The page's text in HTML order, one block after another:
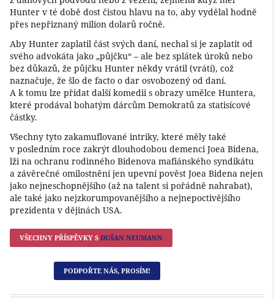
Hunter v té době dost čistou hlavu na to, aby vydělal hodně
přes nepřiznaný milion dolarů ročně.
Aby Hunter zaplatil část svých daní, nechal si je zaplatit od
svého advokáta jako „půjčku“ – ale bez splátek úroků nebo
bez důkazů, že půjčku Hunter někdy vrátil (vrátí), což
naznačuje, že šlo de facto o dar osvobozený od daní.
A k tomu lze přidat další komedii s obrazy umělce Huntera,
které prodával bohatým dárcům Demokratů za statisícové
částky.
Všechny tyto zakamuflované intriky, které měly také
v posledním roce zakrýt dlouhodobou demenci Joea Bidena,
lži na ochranu rodinného Bidenova mafiánského syndikátu
a závěrečné omilostnění jen upevní pověst Joea Bidena nejen
jako nejneschopnějšího (až na talent si pořádně nahrabat),
ale také jako nejzkorumpovanějšího a nejnepoctivějšího
prezidenta v dějinách USA.
VŠECHNY PŘÍSPĚVKY S DUŠAN NEUMANN
PODPOŘTE NÁS, PROSÍM!